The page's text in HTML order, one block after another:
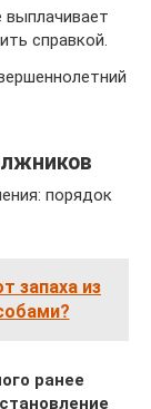
выплачивает
справкой.
порядок
запаха из
ранее